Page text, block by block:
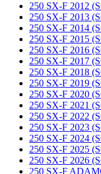
250 SX-F 2012
250 SX-F 2013
250 SX-F 2014
250 SX-F 2015
250 SX-F 2016
250 SX-F 2017
250 SX-F 2018
250 SX-F 2019
250 SX-F 2020
250 SX-F 2021
250 SX-F 2022
250 SX-F 2023
250 SX-F 2024
250 SX-F 2025
250 SX-F 2026
250 SX-F